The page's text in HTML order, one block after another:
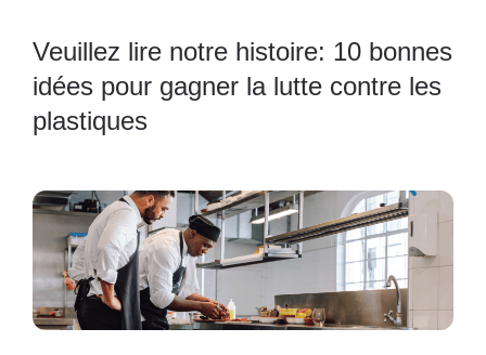
Veuillez lire notre histoire: 10 bonnes
idées pour gagner la lutte contre les
plastiques